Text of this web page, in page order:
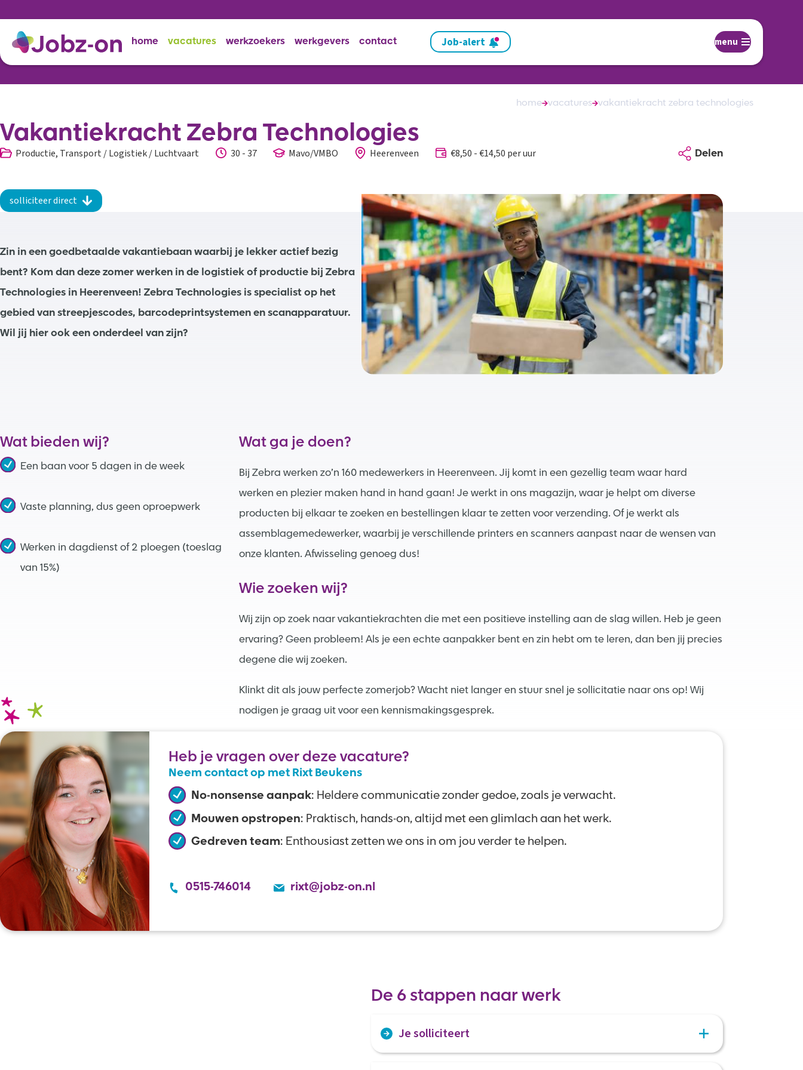
home vacatures werkzoekers werkgevers contact Job-alert menu
home vacatures vakantiekracht zebra technologies
Vakantiekracht Zebra Technologies
Productie, Transport / Logistiek / Luchtvaart 30 - 37 Mavo/VMBO Heerenveen €8,50 - €14,50 per uur Delen
solliciteer direct
Zin in een goedbetaalde vakantiebaan waarbij je lekker actief bezig
bent? Kom dan deze zomer werken in de logistiek of productie bij Zebra
Technologies in Heerenveen! Zebra Technologies is specialist op het
gebied van streepjescodes, barcodeprintsystemen en scanapparatuur.
Wil jij hier ook een onderdeel van zijn?
Wat bieden wij?
Een baan voor 5 dagen in de week
Vaste planning, dus geen oproepwerk
Werken in dagdienst of 2 ploegen (toeslag
van 15%)
Wat ga je doen?
Bij Zebra werken zo’n 160 medewerkers in Heerenveen. Jij komt in een gezellig team waar hard
werken en plezier maken hand in hand gaan! Je werkt in ons magazijn, waar je helpt om diverse
producten bij elkaar te zoeken en bestellingen klaar te zetten voor verzending. Of je werkt als
assemblagemedewerker, waarbij je verschillende printers en scanners aanpast naar de wensen van
onze klanten. Afwisseling genoeg dus!
Wie zoeken wij?
Wij zijn op zoek naar vakantiekrachten die met een positieve instelling aan de slag willen. Heb je geen
ervaring? Geen probleem! Als je een echte aanpakker bent en zin hebt om te leren, dan ben jij precies
degene die wij zoeken.
Klinkt dit als jouw perfecte zomerjob? Wacht niet langer en stuur snel je sollicitatie naar ons op! Wij
nodigen je graag uit voor een kennismakingsgesprek.
Heb je vragen over deze vacature?
Neem contact op met Rixt Beukens
No-nonsense aanpak: Heldere communicatie zonder gedoe, zoals je verwacht.
Mouwen opstropen: Praktisch, hands-on, altijd met een glimlach aan het werk.
Gedreven team: Enthousiast zetten we ons in om jou verder te helpen.
0515-746014 rixt@jobz-on.nl
De 6 stappen naar werk
Je solliciteert